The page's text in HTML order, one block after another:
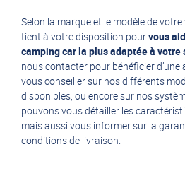
Selon la marque et le modèle de
tient à votre disposition pourvous
camping car la plus adaptée à
nous contacter pour bénéficier
vous conseiller sur nos différents
disponibles, ou encore sur nos
pouvons vous détailler les
mais aussi vous informer sur la
conditions de livraison.